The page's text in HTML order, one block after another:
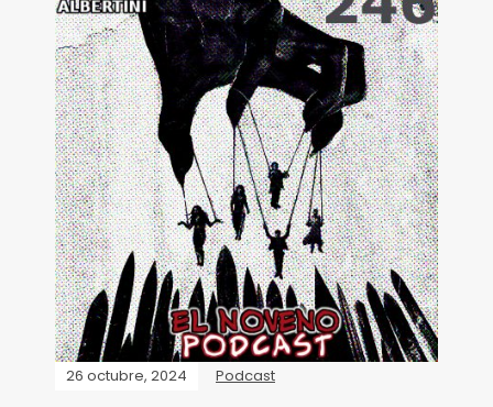
26 octubre, 2024 Podcast